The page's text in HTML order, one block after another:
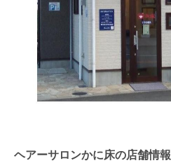
ヘアーサロンかに床の店舗情報